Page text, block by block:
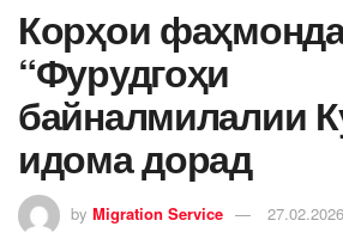
Корҳои
“Фурудгоҳи
байналмилалии
идома дорад
by Migration Service 27.02.2026